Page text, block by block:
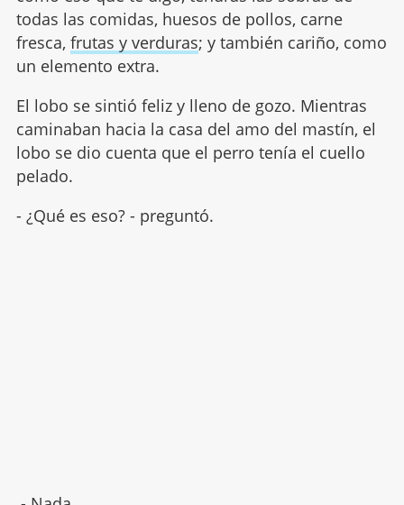
todas las comidas, huesos de pollos, carne
fresca, frutas y verduras; y también cariño, como
un elemento extra.
El lobo se sintió feliz y lleno de gozo. Mientras
caminaban hacia la casa del amo del mastín, el
lobo se dio cuenta que el perro tenía el cuello
pelado.
- ¿Qué es eso? - preguntó.